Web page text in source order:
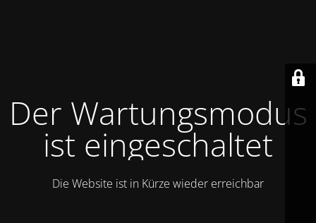
Der Wartungsmodus
ist eingeschaltet
Die Website ist in Kürze wieder erreichbar